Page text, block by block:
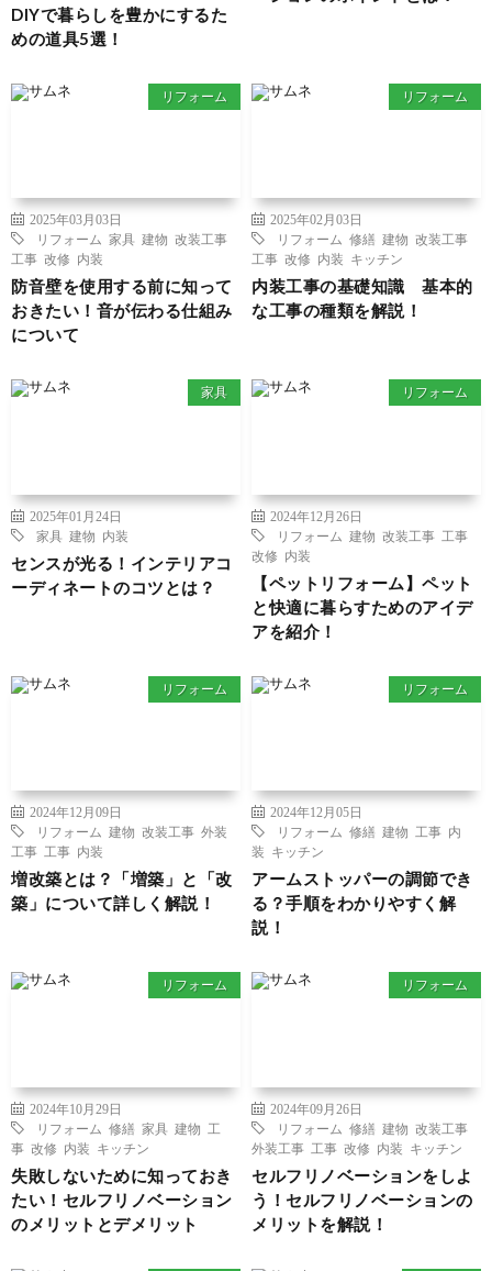
DIYで暮らしを豊かにするた
めの道具5選！
リフォーム
2025年03月03日
リフォーム
家具 建物 改装工事
工事 改修 内装
防音壁を使用する前に知って
おきたい！音が伝わる仕組み
について
リフォーム
2025年02月03日
リフォーム
修繕 建物 改装工事
工事 改修 内装 キッチン
内装工事の基礎知識 基本的
な工事の種類を解説！
家具
2025年01月24日
家具 建物 内装
センスが光る！インテリアコ
ーディネートのコツとは？
リフォーム
2024年12月26日
リフォーム
建物 改装工事 工事
改修
内装
【ペットリフォーム】ペット
と快適に暮らすためのアイデ
アを紹介！
リフォーム
2024年12月09日
リフォーム
建物 改装工事 外装
工事 工事 内装
増改築とは？「増築」と「改
築」について詳しく解説！
リフォーム
2024年12月05日
リフォーム
修繕 建物 工事 内
装
キッチン
アームストッパーの調節でき
る？手順をわかりやすく解
説！
リフォーム
2024年10月29日
リフォーム
修繕 家具 建物
工
事 改修 内装 キッチン
失敗しないために知っておき
たい！セルフリノベーション
のメリットとデメリット
リフォーム
2024年09月26日
リフォーム
修繕 建物 改装工事
外装工事 工事 改修 内装 キッチン
セルフリノベーションをしよ
う！セルフリノベーションの
メリットを解説！